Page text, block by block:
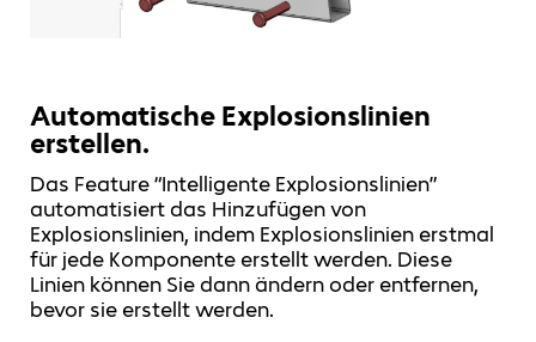
Automatische Explosionslinien
erstellen.
Das Feature “Intelligente Explosionslinien”
automatisiert das Hinzufügen von
Explosionslinien, indem Explosionslinien erstmal
für jede Komponente erstellt werden. Diese
Linien können Sie dann ändern oder entfernen,
bevor sie erstellt werden.